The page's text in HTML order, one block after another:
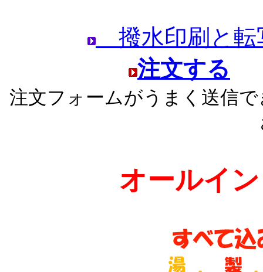
撥水印刷と転
注文する
注文フォームがうまく送信
オールイ